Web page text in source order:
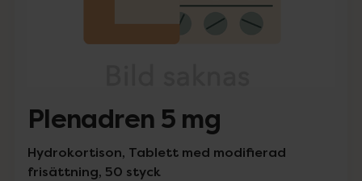
Plenadren 5 mg
Hydrokortison, Tablett med modifierad
frisättning, 50 styck